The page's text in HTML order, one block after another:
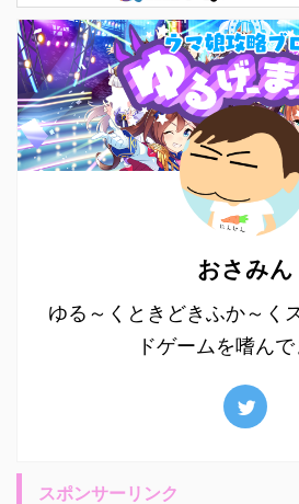
おさみん
ゆる～くときどきふか～く
ドゲームを嗜んで
スポンサーリンク